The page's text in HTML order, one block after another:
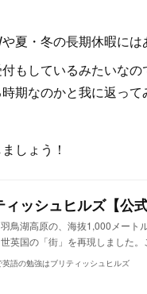
夏・冬の長期休暇には
もしているみたいな
期なのかと我に返って
しょう！
ィッシュヒルズ【公
鳥湖高原の、海抜1,000メート
英国の「街」を再現しました
語の勉強はブリティッシュヒルズ